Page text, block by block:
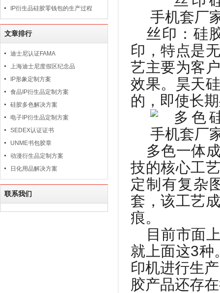
IP衍生品硅胶零钱包的生产过程
文章排行
迪士尼认证FAMA
上海迪士尼度假区纪念品
IP形象定制方案
食品IP衍生品定制方案
硅胶多色解决方案
电子IP衍生品定制方案
SEDEX认证证书
UNME书包胶章
动漫衍生品定制方案
日化用品解决方案
联系我们
丝印：硅
印，特点是
艺主要为客
效果。昊天
的，即使长
多色一体
技的核心工
定制有复杂
套，该工艺
痕。
目前市面
就上面这3种
印机进行生
胶产品还存